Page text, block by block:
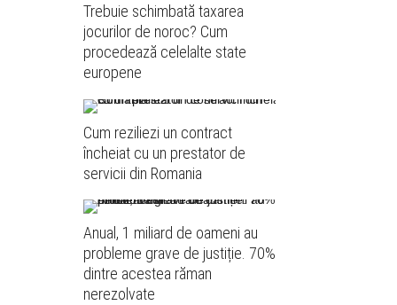
Trebuie schimbată taxarea
jocurilor de noroc? Cum
procedează celelalte state
europene
Cum reziliezi un contract
încheiat cu un prestator de
servicii din Romania
Anual, 1 miliard de oameni au
probleme grave de justiție. 70%
dintre acestea răman
nerezolvate